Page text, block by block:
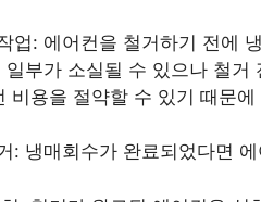
: 에어컨을 철거하기 전에
일부가 소실될 수 있으나 철
비용을 절약할 수 있기 때문
냉매회수가 완료되었다면